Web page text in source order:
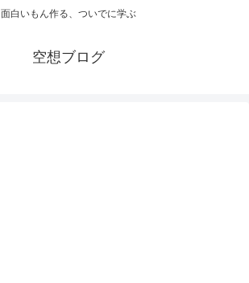
面白いもん作る、ついでに学ぶ
空想ブログ